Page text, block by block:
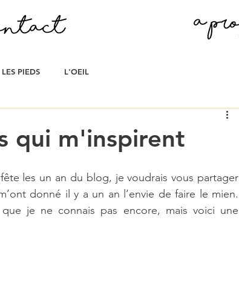
LES PIEDS L'OEIL
qui m'inspirent
les un an du blog, je voudrais vous partager
donné il y a un an l’envie de faire le mien.
je ne connais pas encore, mais voici une